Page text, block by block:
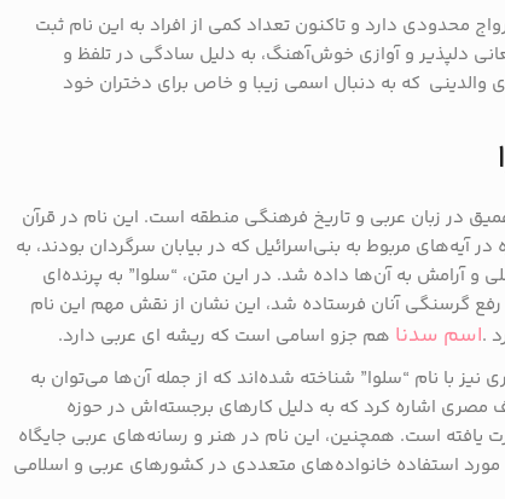
محدودی دارد و تاکنون تعداد کمی از افراد به این نام ثبت
دلپذیر و آوازی خوش‌آهنگ، به دلیل سادگی در تلفظ و
والدینی که به دنبال اسمی زیبا و خاص برای دختران خود
در زبان عربی و تاریخ فرهنگی منطقه است. این نام در قرآن
آیه‌های مربوط به بنی‌اسرائیل که در بیابان سرگردان بودند، به
و آرامش به آن‌ها داده شد. در این متن، “سلوا” به پرنده‌ای
رفع گرسنگی آنان فرستاده شد، این نشان از نقش مهم این نام
.اسم سدنا هم جزو اسامی است که ریشه ای عربی دارد.
نیز با نام “سلوا” شناخته شده‌اند که از جمله آن‌ها می‌توان به
اشاره کرد که به دلیل کارهای برجسته‌اش در حوزه
یافته است. همچنین، این نام در هنر و رسانه‌های عربی جایگاه
استفاده خانواده‌های متعددی در کشورهای عربی و اسلامی